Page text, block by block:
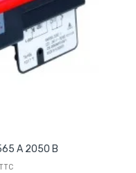
A 2050 B